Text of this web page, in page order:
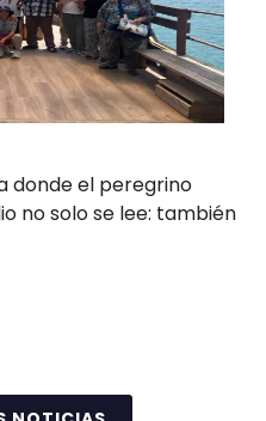
donde el peregrino
no solo se lee: también